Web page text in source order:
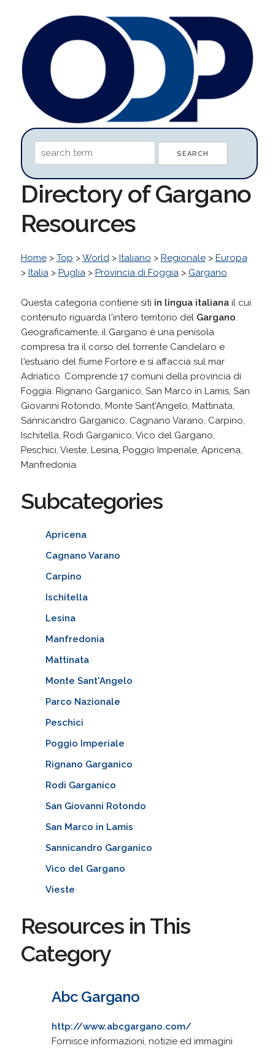
Directory of Gargano
Resources
Home> Top >World> Italiano > Regionale> Europa
> Italia> Puglia> Provincia di Foggia> Gargano
Questa categoria contiene siti in lingua italianail cui
contenuto riguarda l'intero territorio del Gargano.
Geograficamente, il Gargano è una penisola
compresa tra il corso del torrente Candelaro e
l'estuario del fiume Fortore e si affaccia sul mar
Adriatico. Comprende 17 comuni della provincia di
Foggia: Rignano Garganico, San Marco in Lamis, San
Giovanni Rotondo, Monte Sant'Angelo, Mattinata,
Sannicandro Garganico, Cagnano Varano, Carpino,
Ischitella, Rodi Garganico, Vico del Gargano,
Peschici, Vieste, Lesina, Poggio Imperiale, Apricena,
Manfredonia.
Subcategories
Apricena
Cagnano Varano
Carpino
Ischitella
Lesina
Manfredonia
Mattinata
Monte Sant'Angelo
Parco Nazionale
Peschici
Poggio Imperiale
Rignano Garganico
Rodi Garganico
San Giovanni Rotondo
San Marco in Lamis
Sannicandro Garganico
Vico del Gargano
Vieste
Resources in This
Category
Abc Gargano
http://www.abcgargano.com/
Fornisce informazioni, notizie ed immagini